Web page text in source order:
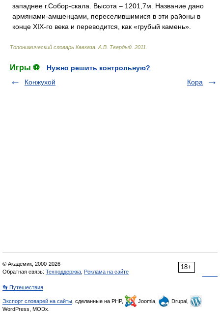
западнее г.Собор-скала. Высота – 1201,7м. Название дано
армянами-амшенцами, переселившимися в эти районы в
конце XIX-го века и переводится, как «грубый камень».
Топонимический словарь Кавказа А.В. Твердый 2011
Игры ⚽
Нужно решить контрольную?
Конжухой
Кора
18+
© Академик, 2000-2026
Обратная связь: Техподдержка Реклама на сайте
👣 Путешествия
Экспорт словарей на сайты , сделанные на PHP, Joomla,
Drupal,
WordPress, MODx.